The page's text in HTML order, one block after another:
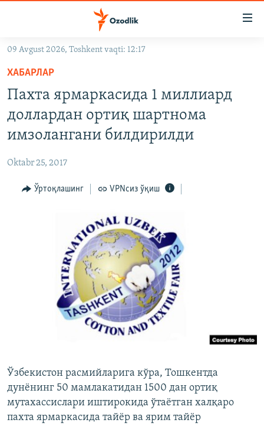
Асосий
навигацияга
ўтинг
Қидиришга
ўтинг
OZODARXIV
На русском
ИЖТИМОИЙ ТАРМОҚЛАР
Озодлик бошқа тилларда
09 Avgust 2026, Toshkent vaqti: 12:17
ХАБАРЛАР
Пахта ярмаркасида 1 миллиард
доллардан ортиқ шартнома
имзолангани билдирилди
Oktabr 25, 2017
Ўртоқлашинг VPNсиз ўқиш
Ўзбекистон расмийларига кўра, Тошкентда
дунёнинг 50 мамлакатидан 1500 дан ортиқ
мутахассислари иштирокида ўтаётган халқаро
пахта ярмаркасида тайёр ва ярим тайёр